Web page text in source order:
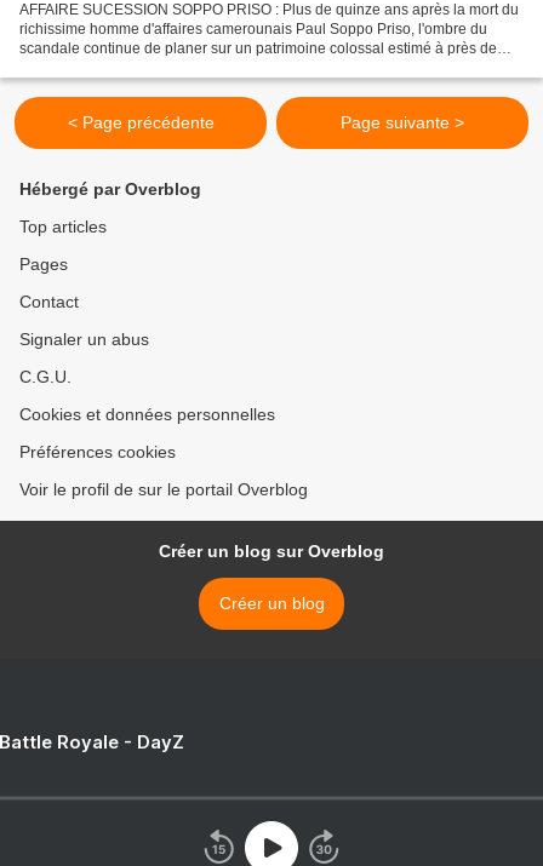
AFFAIRE SUCESSION SOPPO PRISO : Plus de quinze ans après la mort du
richissime homme d'affaires camerounais Paul Soppo Priso, l'ombre du
scandale continue de planer sur un patrimoine colossal estimé à près de
< Page précédente Page suivante >
Hébergé par Overblog
Top articles
Pages
Contact
Signaler un abus
C.G.U.
Cookies et données personnelles
Préférences cookies
Voir le profil de sur le portail Overblog
Créer un blog sur Overblog
Créer un blog
Royale - DayZ